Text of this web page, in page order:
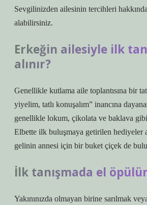
Sevgilinizden ailesinin tercihleri
alabilirsiniz.
Erkeğin ailesiyle ilk
alınır?
Genellikle kutlama aile toplantısına bir
yiyelim, tatlı konuşalım” inancına
genellikle lokum, çikolata ve baklava
Elbette ilk buluşmaya getirilen hediyeler
gelinin annesi için bir buket çiçek de
İlk tanışmada el
Yakınınızda olmayan birine sarılmak